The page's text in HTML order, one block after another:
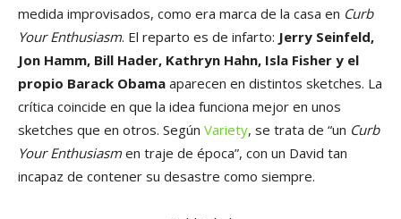
medida improvisados, como era marca de la casa en Curb
Your Enthusiasm. El reparto es de infarto: Jerry Seinfeld,
Jon Hamm, Bill Hader, Kathryn Hahn, Isla Fisher y el
propio Barack Obama aparecen en distintos sketches. La
crítica coincide en que la idea funciona mejor en unos
sketches que en otros. Según Variety, se trata de “un Curb
Your Enthusiasm en traje de época”, con un David tan
incapaz de contener su desastre como siempre.